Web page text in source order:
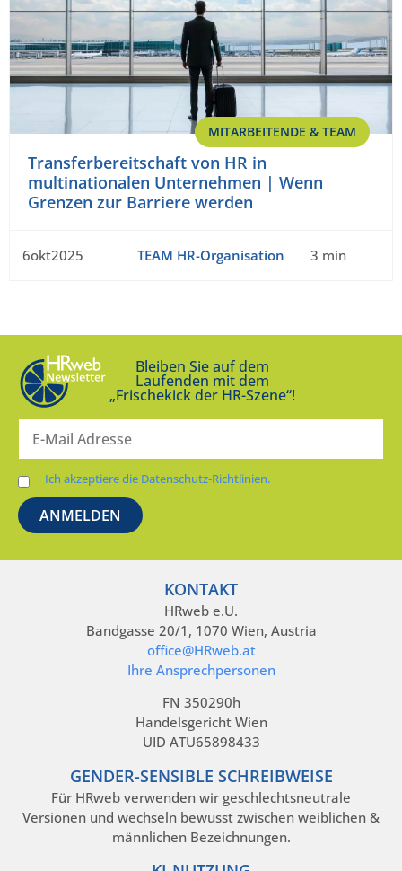
MITARBEITENDE & TEAM
Transferbereitschaft von HR in
multinationalen Unternehmen | Wenn
Grenzen zur Barriere werden
6okt2025 TEAM HR-Organisation 3 min
Bleiben Sie auf dem
Laufenden mit dem
„Frischekick der HR-Szene“!
Ich akzeptiere die Datenschutz-Richtlinien.
KONTAKT
HRweb e.U.
Bandgasse 20/1, 1070 Wien, Austria
office@HRweb.at
Ihre Ansprechpersonen
FN 350290h
Handelsgericht Wien
UID ATU65898433
GENDER-SENSIBLE SCHREIBWEISE
Für HRweb verwenden wir geschlechtsneutrale
Versionen und wechseln bewusst zwischen weiblichen &
männlichen Bezeichnungen.